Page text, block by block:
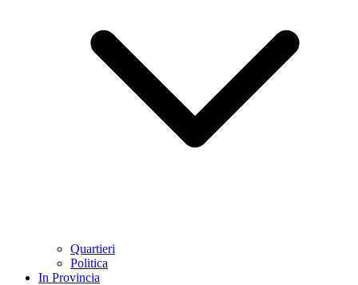
Quartieri
Politica
In Provincia